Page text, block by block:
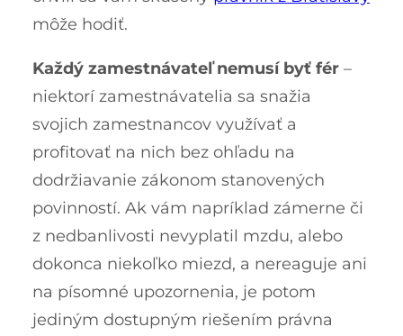
môže hodiť.
Každý zamestnávateľ nemusí byť fér –
niektorí zamestnávatelia sa snažia
svojich zamestnancov využívať a
profitovať na nich bez ohľadu na
dodržiavanie zákonom stanovených
povinností. Ak vám napríklad zámerne či
z nedbanlivosti nevyplatil mzdu, alebo
dokonca niekoľko miezd, a nereaguje ani
na písomné upozornenia, je potom
jediným dostupným riešením právna